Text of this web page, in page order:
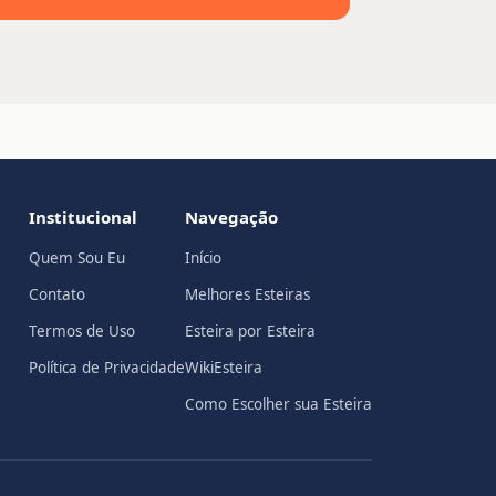
Institucional
Quem Sou Eu
Contato
Termos de Uso
Política de Privacidade
Navegação
Início
Melhores Esteiras
Esteira por Esteira
WikiEsteira
Como Escolher sua Esteira